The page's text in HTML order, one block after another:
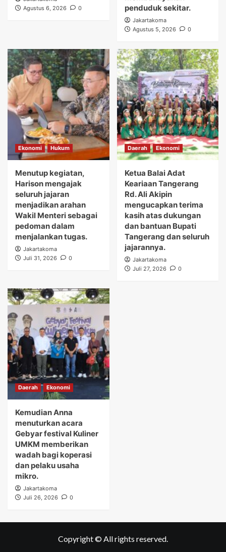
Agustus 6, 2026
0
penduduk sekitar.
Jakartakoma
Agustus 5, 2026
0
Ekonomi Hukum
Menutup kegiatan,
Harison mengajak
seluruh jajaran
menjadikan arahan
Wakil Menteri sebagai
pedoman dalam
menjalankan tugas.
Jakartakoma
Juli 31, 2026
0
Daerah Ekonomi
Ketua Balai Adat
Keariaan Tangerang
Rd. Ali Akipin
mengucapkan terima
kasih atas dukungan
dan bantuan Bupati
Tangerang dan seluruh
jajarannya.
Jakartakoma
Juli 27, 2026
0
Daerah Ekonomi
Kemudian Anna
menuturkan acara
Gebyar festival Kuliner
UMKM memberikan
wadah bagi koperasi
dan pelaku usaha
mikro.
Jakartakoma
Juli 26, 2026
0
Copyright © All rights reserved.